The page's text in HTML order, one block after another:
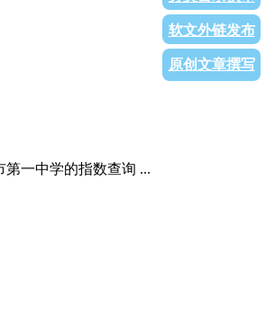
软文外链发布
原创文章撰写
一中学的指数查询 ...